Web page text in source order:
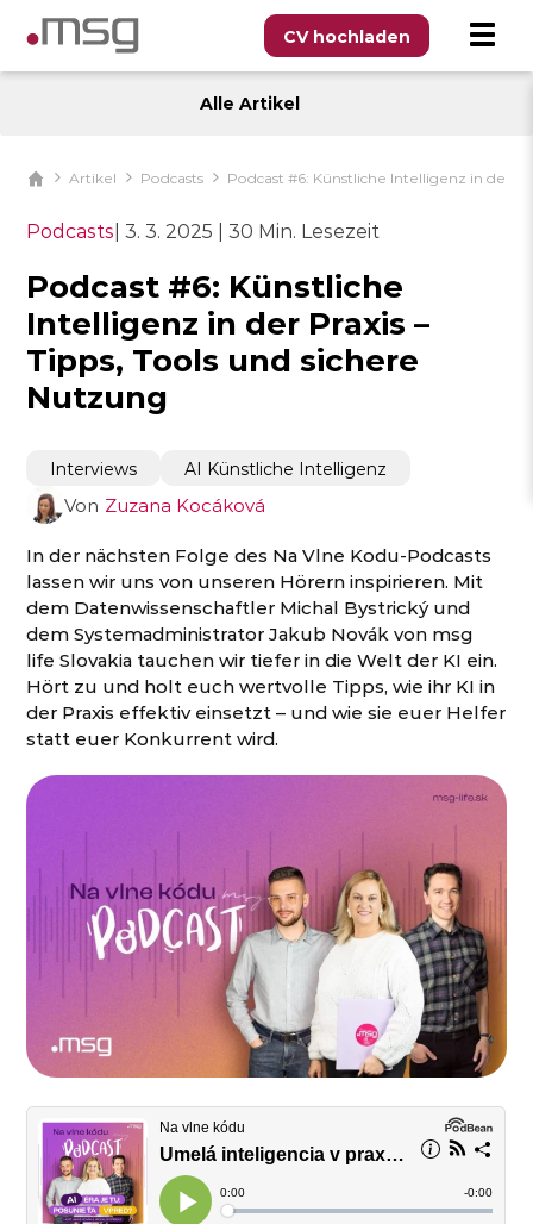
CV hochladen
Alle Artikel
Artikel Podcasts Podcast #6: Künstliche Intelligenz in der
Podcasts| 3. 3. 2025 | 30 Min. Lesezeit
Podcast #6: Künstliche
Intelligenz in der Praxis –
Tipps, Tools und sichere
Nutzung
Von Zuzana Kocáková
Interviews AI Künstliche Intelligenz
In der nächsten Folge des Na Vlne Kodu-Podcasts
lassen wir uns von unseren Hörern inspirieren. Mit
dem Datenwissenschaftler Michal Bystrický und
dem Systemadministrator Jakub Novák von msg
life Slovakia tauchenwir tiefer in die Welt der KI ein.
Hört zu und holt euchwertvolle Tipps, wie ihr KI in
der Praxis effektiv einsetzt – und wie sie euer Helfer
statt euer Konkurrent wird.